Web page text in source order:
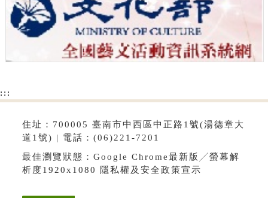
:::
住址：700005 臺南市中西區中正路1號(湯德章大
道1號) | 電話：(06)221-7201
最佳瀏覽狀態：Google Chrome最新版╱螢幕解
析度1920x1080 隱私權及安全政策宣示